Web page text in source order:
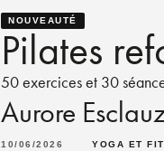
NOUVEAUTÉ
Pilates
50 exercices et 30
Aurore
10/06/2026 YOGA ET